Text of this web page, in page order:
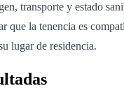
transporte y estado
que la tenencia es
lugar de residencia.